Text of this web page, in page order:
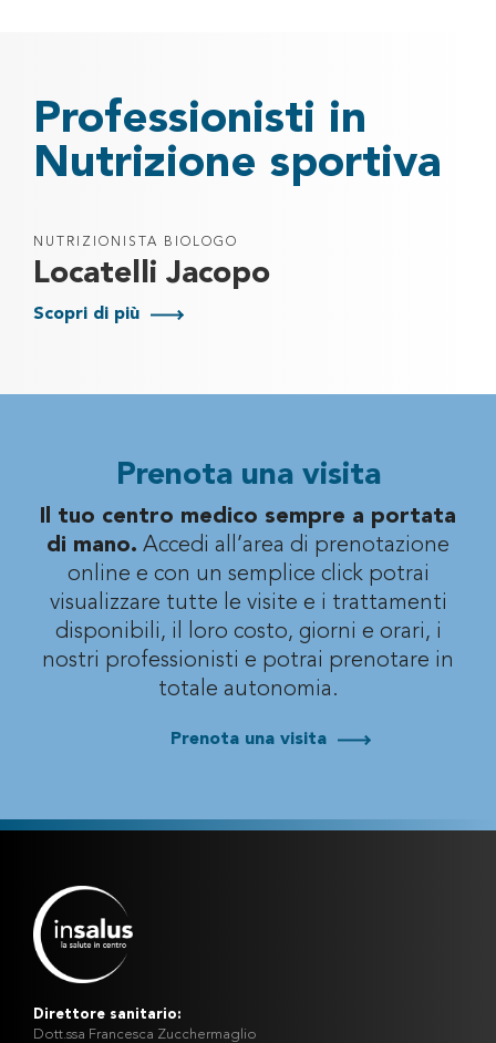
Professionisti in
Nutrizione sportiva
NUTRIZIONISTA BIOLOGO
Locatelli Jacopo
Scopri di più
Prenota una visita
Il tuo centro medico sempre a portata
di mano. Accedi all’area di prenotazione
online e con un semplice click potrai
visualizzare tutte le visite e i trattamenti
disponibili, il loro costo, giorni e orari, i
nostri professionisti e potrai prenotare in
totale autonomia.
Prenota una visita
Direttore sanitario:
Dott.ssa Francesca Zucchermaglio